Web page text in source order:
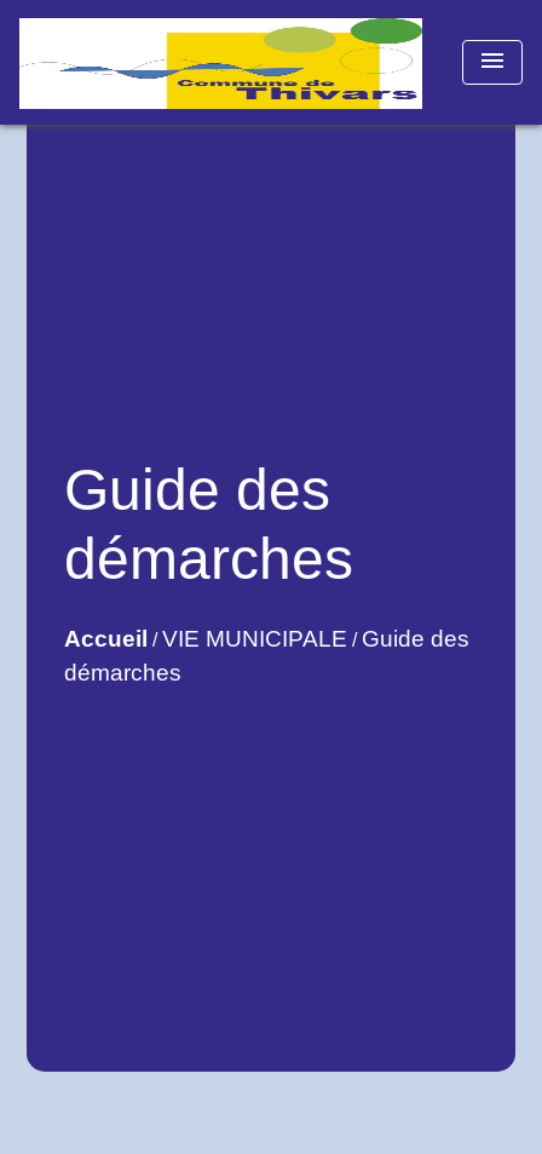
menu
Guide des
démarches
Accueil /VIE MUNICIPALE / Guide des
démarches